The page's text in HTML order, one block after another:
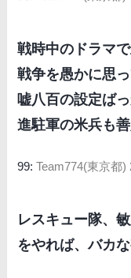
戦時中のドラマ
戦争を愚かに思
嘘八百の設定ば
進駐軍の米兵も
99:Team774(東京都)
レスキュー隊、
をやれば、バカ